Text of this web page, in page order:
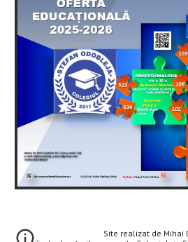
Site realizat de Mihai